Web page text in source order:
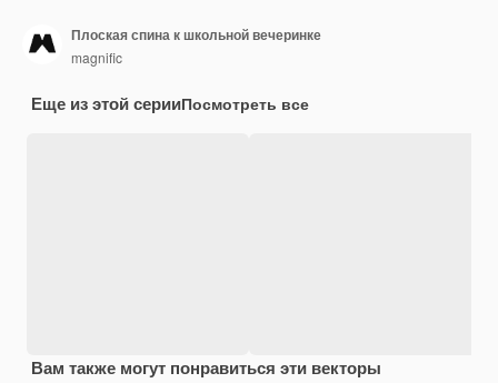
Плоская спина к школьной вечеринке
magnific
Еще из этой серииПосмотреть все
Вам также могут понравиться эти векторы